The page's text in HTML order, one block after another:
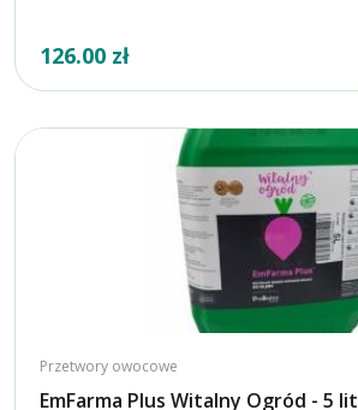
126.00 zł
Przetwory owocowe
EmFarma Plus Witalny Ogród - 5